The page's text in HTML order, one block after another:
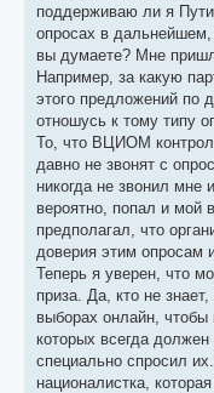
поддерживаю ли я
опросах в
вы думаете? Мне
Например, за какую
этого предложений по
отношусь к тому типу
То, что ВЦИОМ
давно не звонят с
никогда не звонил мне
вероятно, попал и
предполагал, что
доверия этим опросам
Теперь я уверен, что
приза. Да, кто не
выборах онлайн, чтобы
которых всегда
специально спросил
националистка,